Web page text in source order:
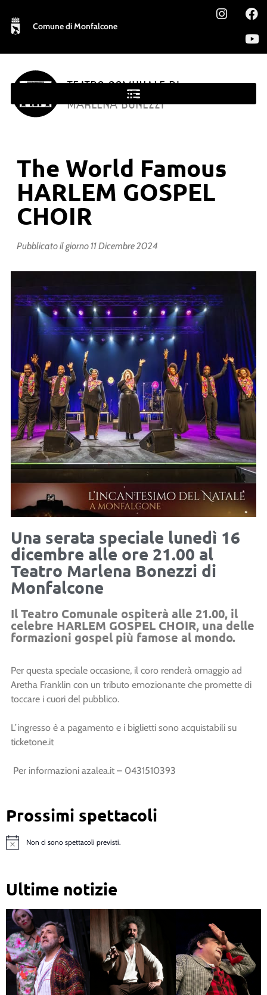
Comune di Monfalcone
TEATRO COMUNALE DI
MONFALCONE
MARLENA BONEZZI
The World Famous
HARLEM GOSPEL
CHOIR
Pubblicato il giorno11 Dicembre 2024
Una serata speciale lunedì 16
dicembre alle ore 21.00 al
Teatro Marlena Bonezzi di
Monfalcone
Il Teatro Comunale ospiterà alle 21.00, il
celebre HARLEM GOSPEL CHOIR, una delle
formazioni gospel più famose al mondo.
Per questa speciale occasione, il coro renderà omaggio ad
Aretha Franklin con un tributo emozionante che promette di
toccare i cuori del pubblico.
L’ingresso è a pagamento e i biglietti sono acquistabili su
ticketone.it
Per informazioni azalea.it – 0431510393
Prossimi spettacoli
Notice Non ci sono spettacoli previsti.
Ultime notizie